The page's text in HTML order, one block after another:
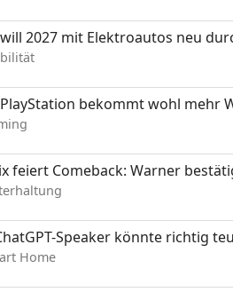
2027 mit Elektroautos neu
bekommt wohl mehr
feiert Comeback: Warner
Speaker könnte richtig
Home